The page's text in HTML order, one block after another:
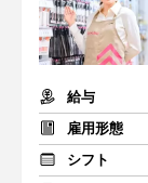
給与
雇用形態
シフト